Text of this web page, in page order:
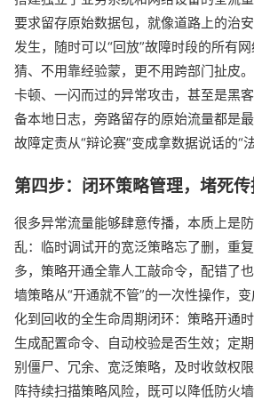
要求留存原始数据包，就像道路上的治
发生，随时可以“回放”故障时段的所有
猜、不用靠经验蒙，更不用跨部门扯皮
卡顿、一闪而过的异常攻击，甚至是黑
备本地日志，旁路留存的原始流量都是
故障定责从“辩论赛”变成拿数据说话的“法
第四步：闭环策略管理，堵死
很多异常流量能够肆意传播，本质上是
乱：临时调试开的宽泛策略忘了删，重
多，策略开通全靠人工敲命令，配错了
墙策略从“开通就不管”的一次性操作，
化到回收的全生命周期闭环：策略开通时
生成配置命令、自动校验是否生效；定
别僵尸、冗余、宽泛策略，及时收敛权
阵持续扫描策略风险，既可以降低防火